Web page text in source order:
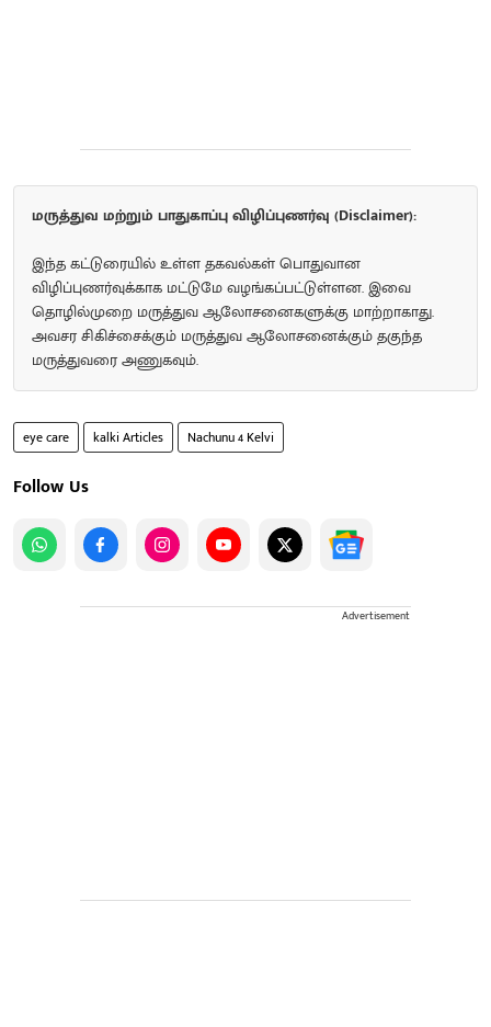
மருத்துவ மற்றும் பாதுகாப்பு விழிப்புணர்வு (Disclaimer):
இந்த கட்டுரையில் உள்ள தகவல்கள் பொதுவான
விழிப்புணர்வுக்காக மட்டுமே வழங்கப்பட்டுள்ளன. இவை
தொழில்முறை மருத்துவ ஆலோசனைகளுக்கு மாற்றாகாது.
அவசர சிகிச்சைக்கும் மருத்துவ ஆலோசனைக்கும் தகுந்த
மருத்துவரை அணுகவும்.
eye care kalki Articles Nachunu 4 Kelvi
Follow Us
Advertisement